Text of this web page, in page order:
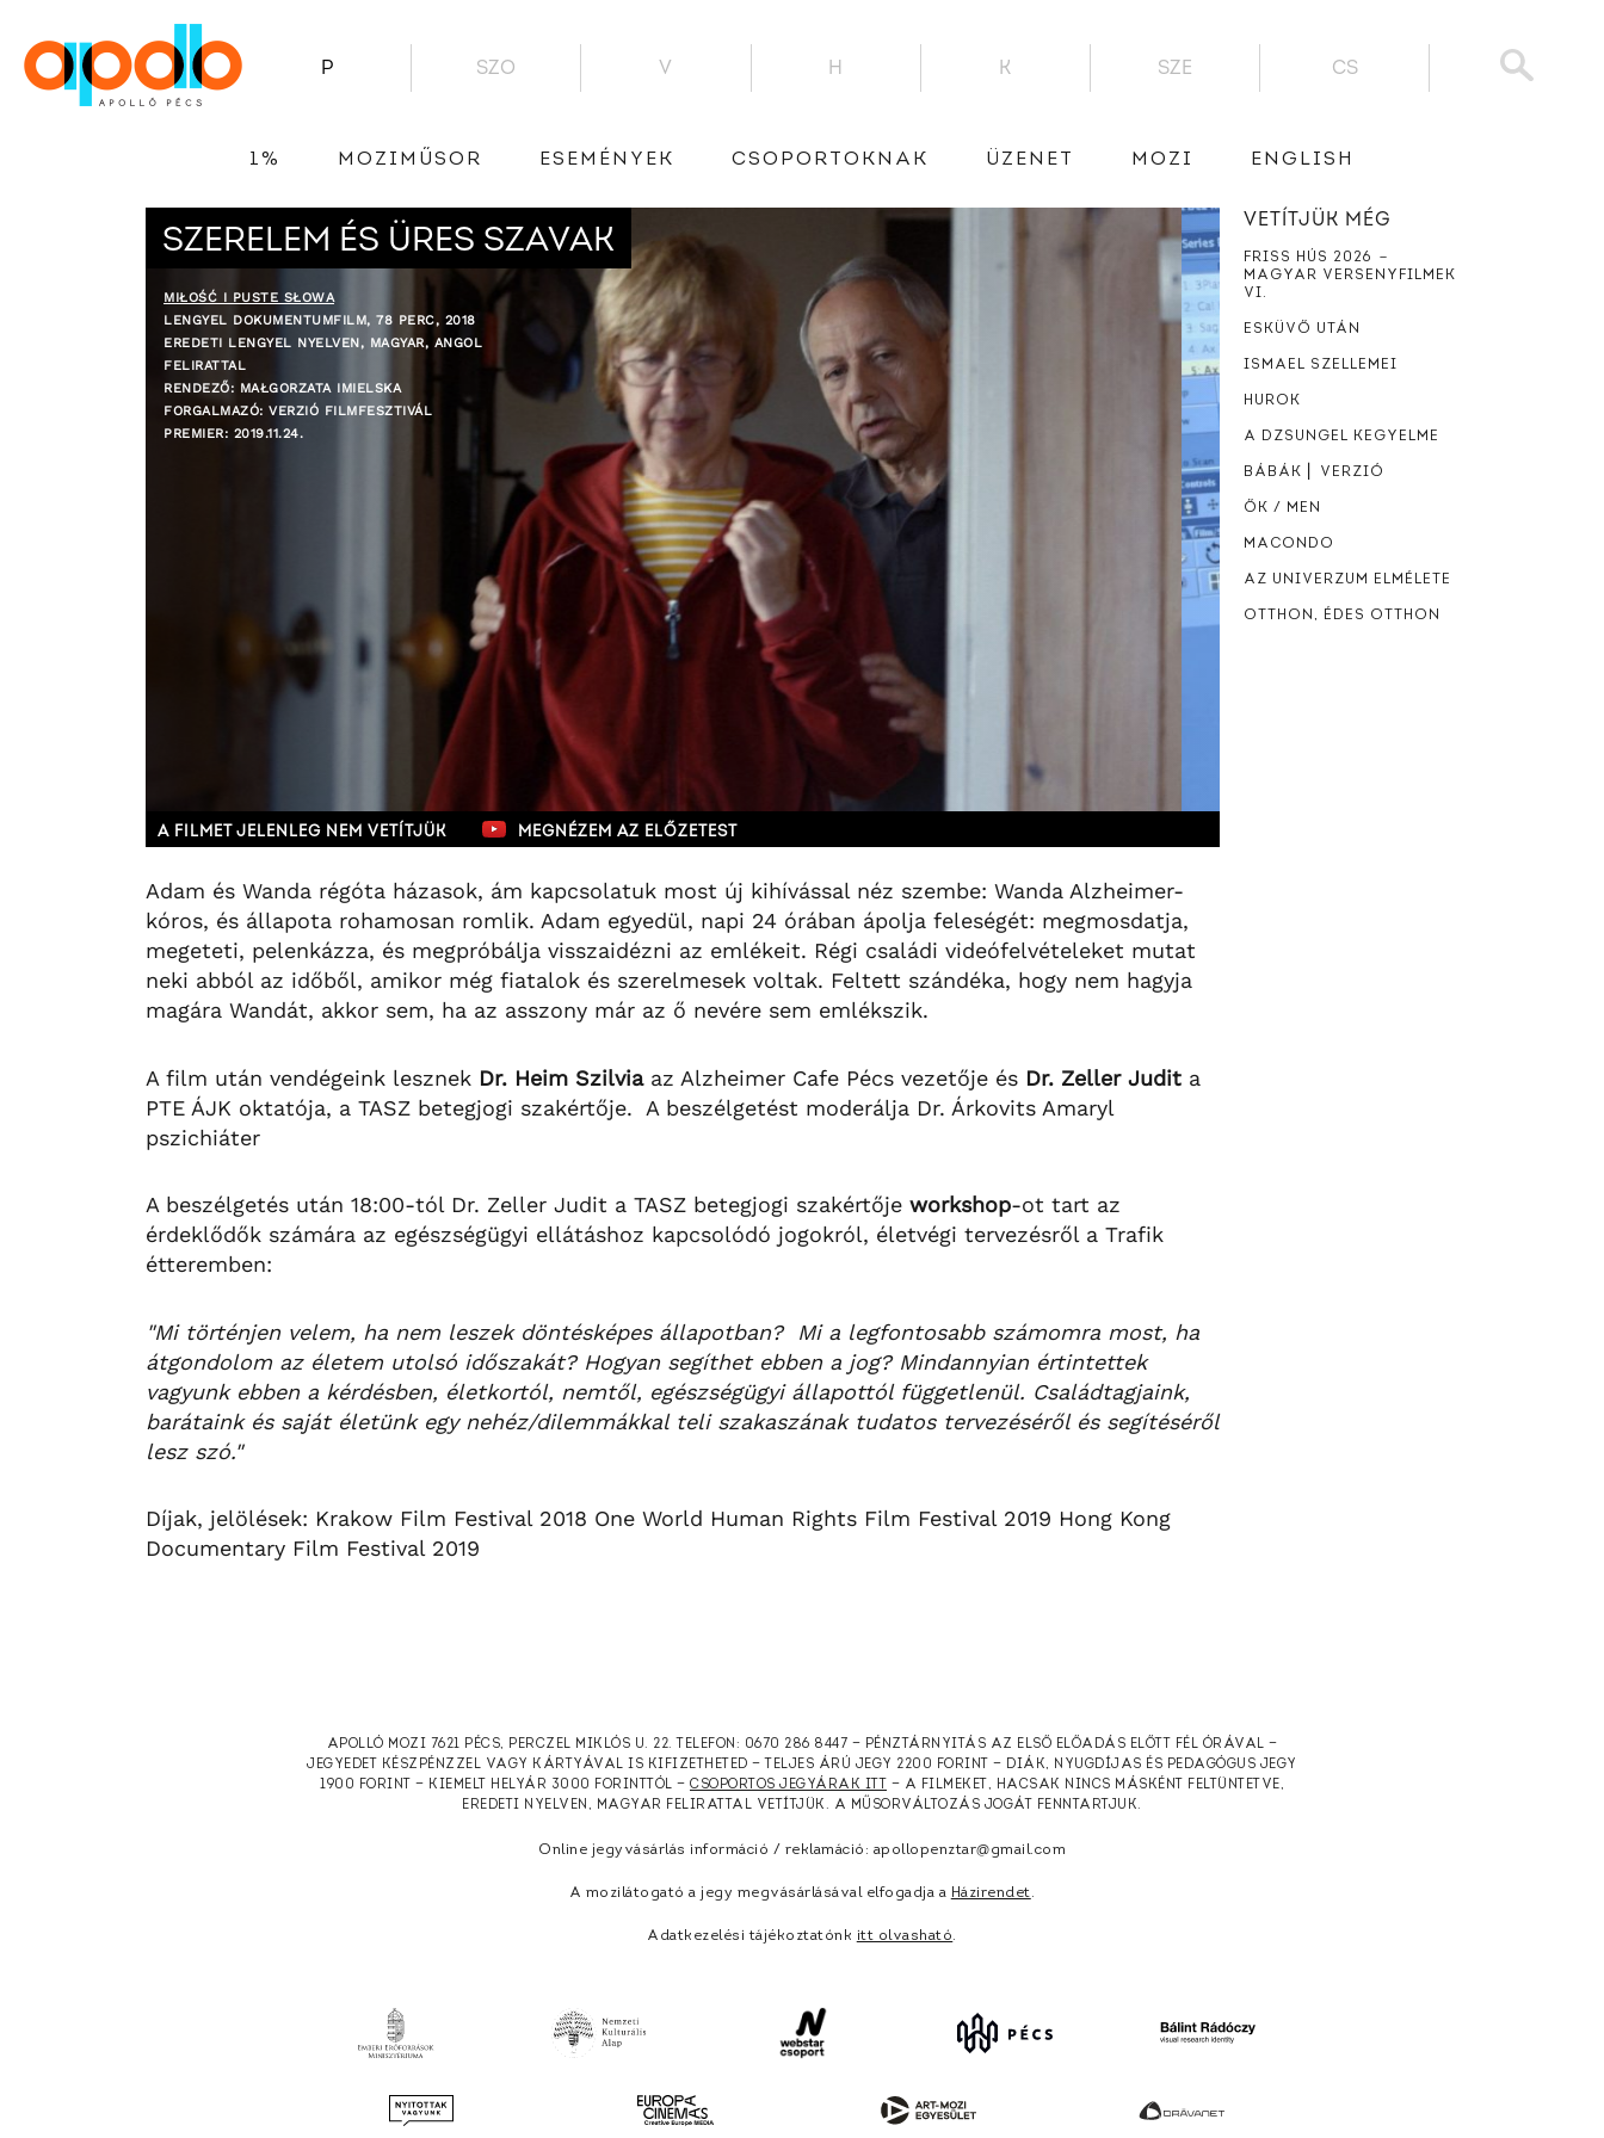
P SZO V H K SZE CS
1% MOZIMŰSOR ESEMÉNYEK CSOPORTOKNAK ÜZENET MOZI ENGLISH
SZERELEM ÉS ÜRES SZAVAK
MIŁOŚĆ I PUSTE SŁOWA
LENGYEL DOKUMENTUMFILM, 78 PERC, 2018
EREDETI LENGYEL NYELVEN, MAGYAR, ANGOL
FELIRATTAL
RENDEZŐ: MAŁGORZATA IMIELSKA
FORGALMAZÓ: VERZIÓ FILMFESZTIVÁL
PREMIER: 2019.11.24.
A FILMET JELENLEG NEM VETÍTJÜK MEGNÉZEM AZ ELŐZETEST
Adam és Wanda régóta házasok, ám kapcsolatuk most új kihívással néz szembe: Wanda Alzheimer-
kóros, és állapota rohamosan romlik. Adam egyedül, napi 24 órában ápolja feleségét: megmosdatja,
megeteti, pelenkázza, és megpróbálja visszaidézni az emlékeit. Régi családi videófelvételeket mutat
neki abból az időből, amikor még fiatalok és szerelmesek voltak. Feltett szándéka, hogy nem hagyja
magára Wandát, akkor sem, ha az asszony már az ő nevére sem emlékszik.
A film után vendégeink lesznek Dr. Heim Szilviaaz Alzheimer Cafe Pécs vezetője és Dr. Zeller Judit a
PTE ÁJK oktatója, a TASZ betegjogi szakértője. A beszélgetést moderálja Dr. Árkovits Amaryl
pszichiáter
A beszélgetés után 18:00-tól Dr. Zeller Judit a TASZ betegjogi szakértője workshop-ot tart az
érdeklődők számára az egészségügyi ellátáshoz kapcsolódó jogokról, életvégi tervezésről a Trafik
étteremben:
"Mi történjen velem, ha nem leszek döntésképes állapotban? Mi a legfontosabb számomra most, ha
átgondolom az életem utolsó időszakát? Hogyan segíthet ebben a jog? Mindannyian értintettek
vagyunk ebben a kérdésben, életkortól, nemtől, egészségügyi állapottól függetlenül. Családtagjaink,
barátaink és saját életünk egy nehéz/dilemmákkal teli szakaszának tudatos tervezéséről és segítéséről
lesz szó."
Díjak, jelölések: Krakow Film Festival 2018 One World Human Rights Film Festival 2019 Hong Kong
Documentary Film Festival 2019
VETÍTJÜK MÉG
FRISS HÚS 2026 －
MAGYAR VERSENYFILMEK
VI.
ESKÜVŐ UTÁN
ISMAEL SZELLEMEI
HUROK
A DZSUNGEL KEGYELME
BÁBÁK ⎜ VERZIÓ
ŐK / MEN
MACONDO
AZ UNIVERZUM ELMÉLETE
OTTHON, ÉDES OTTHON
APOLLÓ MOZI 7621 PÉCS, PERCZEL MIKLÓS U. 22. TELEFON: 0670 286 8447 — PÉNZTÁRNYITÁS AZ ELSŐ ELŐADÁS ELŐTT FÉL ÓRÁVAL —
JEGYEDET KÉSZPÉNZZEL VAGY KÁRTYÁVAL IS KIFIZETHETED — TELJES ÁRÚ JEGY 2200 FORINT — DIÁK, NYUGDÍJAS ÉS PEDAGÓGUS JEGY
1900 FORINT — KIEMELT HELYÁR 3000 FORINTTÓL — CSOPORTOS JEGYÁRAK ITT
— A FILMEKET, HACSAK NINCS MÁSKÉNT FELTÜNTETVE,
EREDETI NYELVEN, MAGYAR FELIRATTAL VETÍTJÜK. A MŰSORVÁLTOZÁS JOGÁT FENNTARTJUK.
Online jegyvásárlás információ / reklamáció: apollopenztar@gmail.com
A mozilátogató a jegy megvásárlásával elfogadja a Házirendet.
Adatkezelési tájékoztatónk itt olvasható.